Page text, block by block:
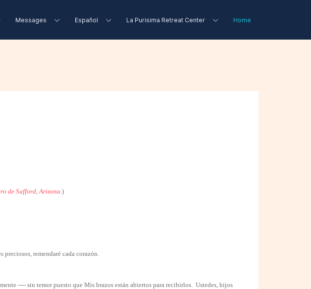
Messages Español La Purisima Retreat Center Home
de Safford, Arizona.)
preciosos, remendaré cada corazón.
---- sin temor puesto que Mis brazos están abiertos para recibirlos. Ustedes, hijos